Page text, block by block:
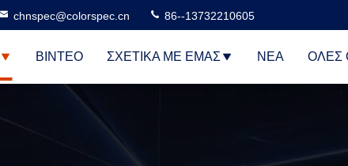
chnspec@colorspec.cn 86--13732210605
ΒΊΝΤΕΟ ΣΧΕΤΙΚΆ ΜΕ ΕΜΆΣ ΝΈΑ ΌΛΕΣ